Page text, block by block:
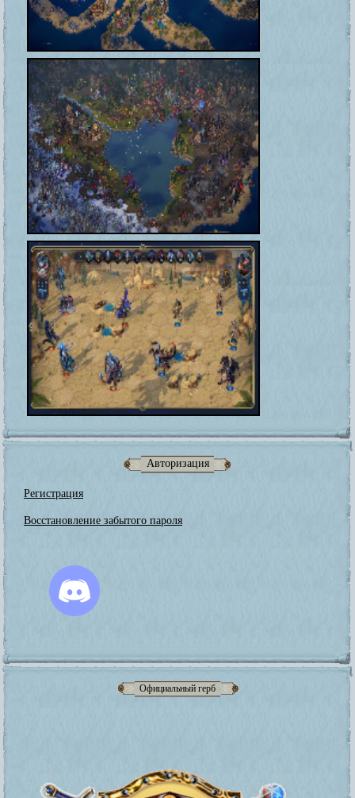
Авторизация
Регистрация
Восстановление забытого пароля
Официальный герб